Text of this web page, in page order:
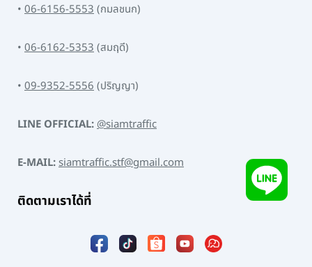
• 06-6156-5553(กมลชนก)
• 06-6162-5353(สมฤดี)
• 09-9352-5556(ปริญญา)
LINE OFFICIAL:@siamtraffic
E-MAIL:siamtraffic.stf@gmail.com
ติดตามเราได้ที่